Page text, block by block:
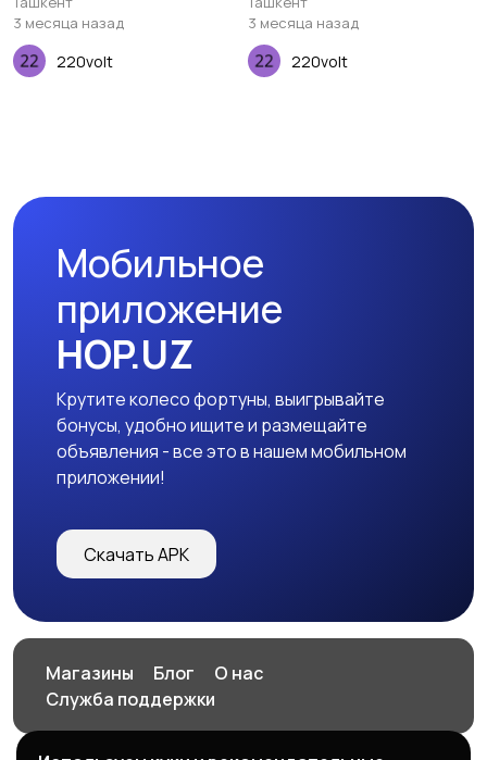
3 месяца назад
220volt
3 месяца назад
220volt
Мобильное
приложение
HOP.UZ
Крутите колесо фортуны, выигрывайте
бонусы, удобно ищите и размещайте
объявления - все это в нашем мобильном
приложении!
Скачать APK
Магазины Блог
О нас
Служба поддержки